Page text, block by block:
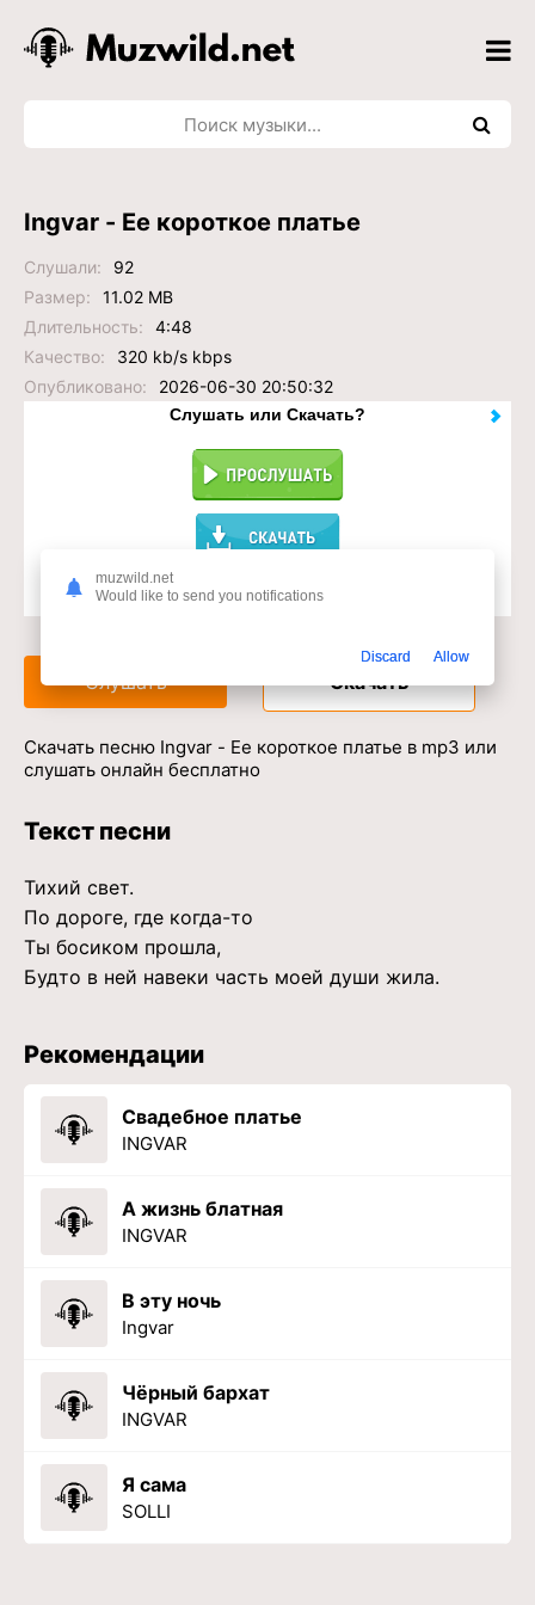
Ingvar - Ее короткое платье
Слушали:
92
Размер:
11.02 MB
Длительность:
4:48
Качество:
320 kb/s kbps
Опубликовано:
2026-06-30 20:50:32
Слушать или Скачать?
Доступ к музыкальному сервису
Слушать Скачать
Скачать песню Ingvar - Ее короткое платье в mp3 или
слушать онлайн бесплатно
Текст песни
Тихий свет.
По дороге, где когда-то
Ты босиком прошла,
Будто в ней навеки часть моей души жила.
Рекомендации
Свадебное платье
INGVAR
А жизнь блатная
INGVAR
В эту ночь
Ingvar
Чёрный бархат
INGVAR
Я сама
SOLLI
muzwild.net
Would like to send you notifications
Discard Allow